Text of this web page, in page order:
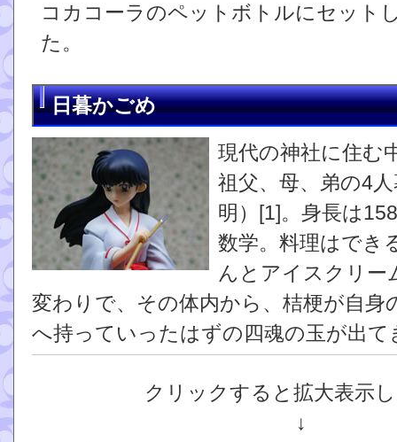
コカコーラのペットボトルにセット
た。
日暮かごめ
現代の神社に住む
祖父、母、弟の4
明）[1]。身長は
数学。料理はでき
んとアイスクリー
変わりで、その体内から、桔梗が自身
へ持っていったはずの四魂の玉が出て
クリックすると拡大表示
↓